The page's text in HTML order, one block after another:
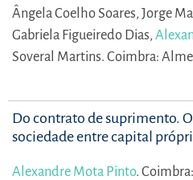
Ângela Coelho Soares, Jorge
Gabriela Figueiredo Dias,
Soveral Martins. Coimbra:
Do contrato de suprimento.
sociedade entre capital
Alexandre Mota Pinto.